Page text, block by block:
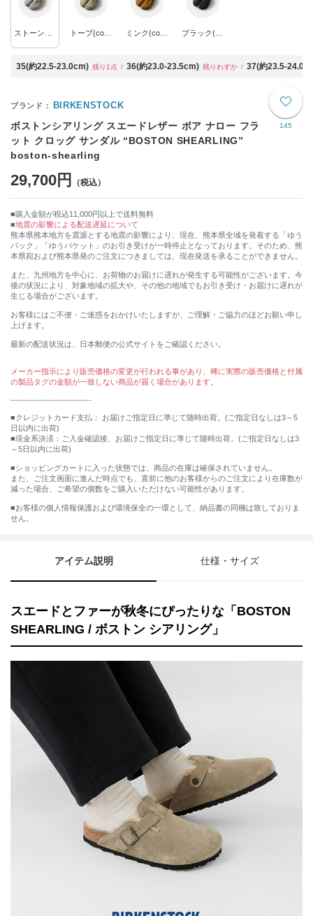
35(約22.5-23.0cm) 残り1点 36(約23.0-23.5cm) 残りわずか 37(約23.5-
145
BIRKENSTOCK
ボストンシアリング スエードレザー ボア ナロー フラ
ット クロッグ サンダル “BOSTON SHEARLING”
boston-shearling
29,700円
購入金額が税込11,000円以上で送料無料
地震の影響による配送遅延について
熊本県熊本地方を震源とする地震の影響により、現在、熊本県全域を発着する「ゆう
パック」「ゆうパケット」のお引き受けが一時停止となっております。そのため、熊
本県宛および熊本県発のご注文につきましては、現在発送を承ることができません。
また、九州地方を中心に、お荷物のお届けに遅れが発生する可能性がございます。今
後の状況により、対象地域の拡大や、その他の地域でもお引き受け・お届けに遅れが
生じる場合がございます。
お客様にはご不便・ご迷惑をおかけいたしますが、ご理解・ご協力のほどお願い申し
上げます。
最新の配送状況は、日本郵便の公式サイトをご確認ください。
メーカー指示により販売価格の変更が行われる事があり、稀に実際の販売価格と付属
の製品タグの金額が一致しない商品が届く場合があります。
-----------------------------
■クレジットカード支払： お届けご指定日に準じて随時出荷。(ご指定日なしは3～5
日以内に出荷)
■現金系決済：ご入金確認後、お届けご指定日に準じて随時出荷。(ご指定日なしは3
～5日以内に出荷)
■ショッピングカートに入った状態では、商品の在庫は確保されていません。
また、ご注文画面に進んだ時点でも、直前に他のお客様からのご注文により在庫数が
減った場合、ご希望の個数をご購入いただけない可能性があります。
■お客様の個人情報保護および環境保全の一環として、納品書の同梱は致しておりま
せん。
アイテム説明 仕様・サイズ
スエードとファーが秋冬にぴったりな「BOSTON
SHEARLING / ボストン シアリング」